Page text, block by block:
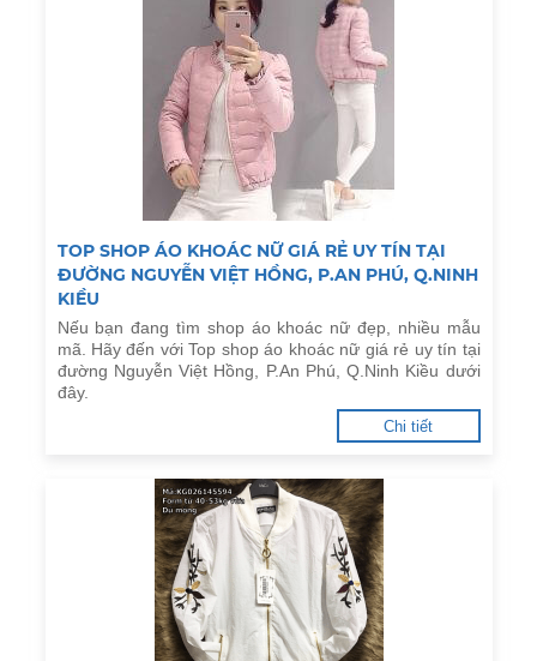
TOP SHOP ÁO KHOÁC NỮ GIÁ RẺ UY TÍN TẠI
ĐƯỜNG NGUYỄN VIỆT HỒNG, P.AN PHÚ, Q.NINH
KIỀU
Nếu bạn đang tìm shop áo khoác nữ đẹp, nhiều mẫu
mã. Hãy đến với Top shop áo khoác nữ giá rẻ uy tín tại
đường Nguyễn Việt Hồng, P.An Phú, Q.Ninh Kiều dưới
đây.
Chi tiết